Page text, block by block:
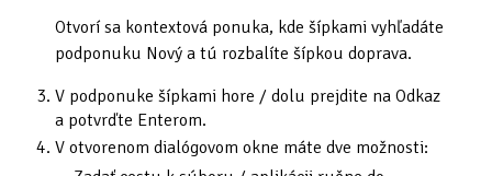
Hledání
Otvorí sa kontextová ponuka, kde šípkami vyhľadáte
podponuku Nový a tú rozbalíte šípkou doprava.
V podponuke šípkami hore / dolu prejdite na Odkaz
a potvrďte Enterom.
V otvorenom dialógovom okne máte dve možnosti: